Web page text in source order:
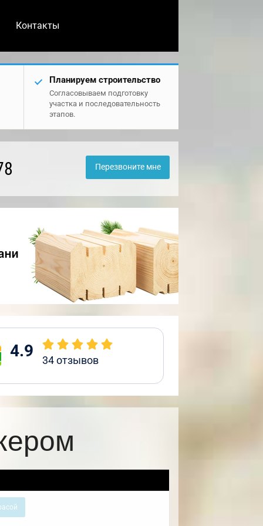
Контакты
Планируем строительство
Согласовываем подготовку
участка и последовательность
этапов.
Перезвоните мне
4.9 34отзывов